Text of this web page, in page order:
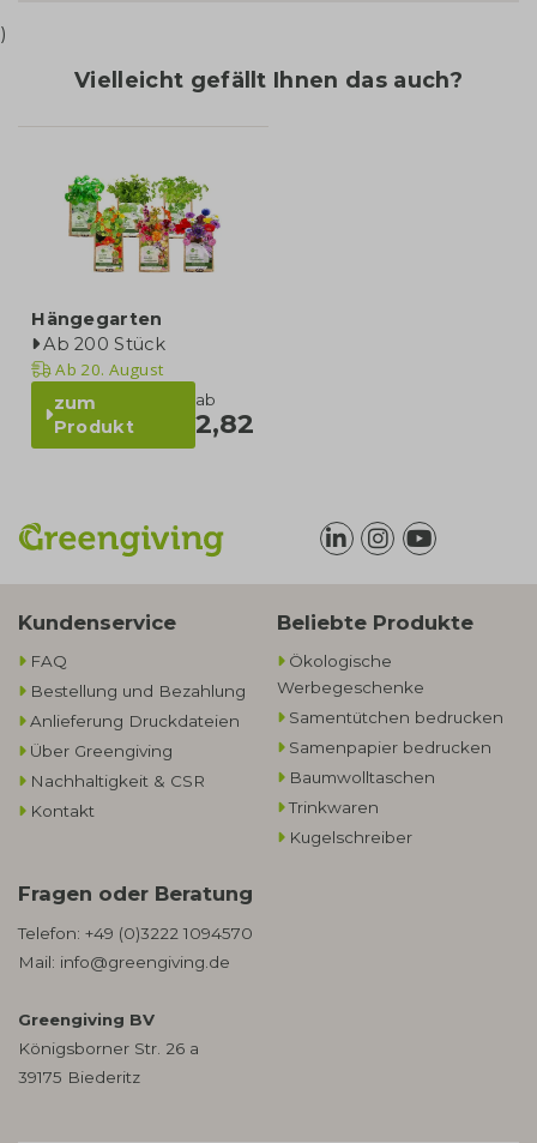
)
Vielleicht gefällt Ihnen das auch?
Hängegarten
Ab 200 Stück
Ab 20. August
zum
Produkt
ab
2,82
Kundenservice
FAQ
Bestellung und Bezahlung
Anlieferung Druckdateien
Über Greengiving
Nachhaltigkeit & CSR
Kontakt
Beliebte Produkte
Ökologische
Werbegeschenke​
Samentütchen bedrucken
Samenpapier bedrucken
Baumwolltaschen​
Trinkwaren
Kugelschreiber
Fragen oder Beratung
Telefon: +49 (0)3222 1094570
Mail: info@greengiving.de
Greengiving BV
Königsborner Str. 26 a
39175 Biederitz